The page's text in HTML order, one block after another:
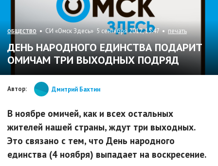
ОБЩЕСТВО • СИ «Омск Здесь» 5 сентября 2012, 15:47 • печать
ДЕНЬ НАРОДНОГО ЕДИНСТВА ПОДАРИТ
ОМИЧАМ ТРИ ВЫХОДНЫХ ПОДРЯД
Автор: Дмитрий Бахтин
В ноябре омичей, как и всех остальных
жителей нашей страны, ждут три выходных.
Это связано с тем, что День народного
единства (4 ноября) выпадает на воскресение.